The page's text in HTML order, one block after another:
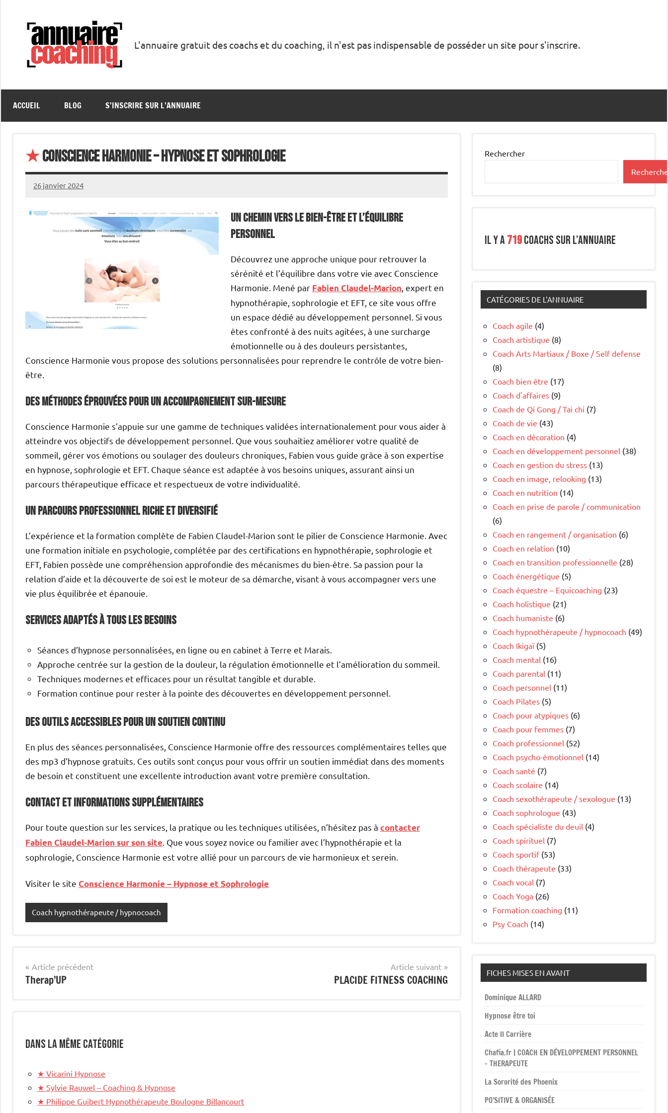
Coaching
L'annuaire gratuit des coachs et du coaching, il n'est pas indispensable de posséder un site pour s'inscrire.
ACCUEIL BLOG S’INSCRIRE SUR L’ANNUAIRE
★Conscience Harmonie – Hypnose et Sophrologie
26 janvier 2024
annuairecoaching
Un chemin vers le bien-être et l’équilibre
personnel
Découvrez une approche unique pour retrouver la
sérénité et l’équilibre dans votre vie avec Conscience
Harmonie. Mené par Fabien Claudel-Marion , expert en
hypnothérapie, sophrologie et EFT, ce site vous offre
un espace dédié au développement personnel. Si vous
êtes confronté à des nuits agitées, à une surcharge
émotionnelle ou à des douleurs persistantes,
Conscience Harmonie vous propose des solutions personnalisées pour reprendre le contrôle de votre bien-
être.
Des méthodes éprouvées pour un accompagnement sur-mesure
Conscience Harmonie s’appuie sur une gamme de techniques validées internationalement pour vous aider à
atteindre vos objectifs de développement personnel. Que vous souhaitiez améliorer votre qualité de
sommeil, gérer vos émotions ou soulager des douleurs chroniques, Fabien vous guide grâce à son expertise
en hypnose, sophrologie et EFT. Chaque séance est adaptée à vos besoins uniques, assurant ainsi un
parcours thérapeutique efficace et respectueux de votre individualité.
Un parcours professionnel riche et diversifié
L’expérience et la formation complète de Fabien Claudel-Marion sont le pilier de Conscience Harmonie. Avec
une formation initiale en psychologie, complétée par des certifications en hypnothérapie, sophrologie et
EFT, Fabien possède une compréhension approfondie des mécanismes du bien-être. Sa passion pour la
relation d’aide et la découverte de soi est le moteur de sa démarche, visant à vous accompagner vers une
vie plus équilibrée et épanouie.
Services adaptés à tous les besoins
Séances d’hypnose personnalisées, en ligne ou en cabinet à Terre et Marais.
Approche centrée sur la gestion de la douleur, la régulation émotionnelle et l’amélioration du sommeil.
Techniques modernes et efficaces pour un résultat tangible et durable.
Formation continue pour rester à la pointe des découvertes en développement personnel.
Des outils accessibles pour un soutien continu
En plus des séances personnalisées, Conscience Harmonie offre des ressources complémentaires telles que
des mp3 d’hypnose gratuits. Ces outils sont conçus pour vous offrir un soutien immédiat dans des moments
de besoin et constituent une excellente introduction avant votre première consultation.
Contact et informations supplémentaires
Pour toute question sur les services, la pratique ou les techniques utilisées, n’hésitez pas à contacter
Fabien Claudel-Marion sur son site . Que vous soyez novice ou familier avec l’hypnothérapie et la
sophrologie, Conscience Harmonie est votre allié pour un parcours de vie harmonieux et serein.
Visiter le site Conscience Harmonie – Hypnose et Sophrologie
Étiqueté
avec
site
en
avant
Coach hypnothérapeute / hypnocoach
Navigation
de
l’article
Article précédent
Therap’UP
Article suivant
PLACIDE FITNESS COACHING
Dans la même catégorie
★ Vicarini Hypnose
★ Sylvie Rauwel – Coaching & Hypnose
★ Philippe Guibert Hypnothérapeute Boulogne Billancourt
Rechercher
Il y a719coachs sur l'annuaire
CATÉGORIES DE L'ANNUAIRE
Coach agile (4)
Coach artistique (8)
Coach Arts Martiaux / Boxe / Self defense
(8)
Coach bien être (17)
Coach d'affaires (9)
Coach de Qi Gong / Tai chi (7)
Coach de vie (43)
Coach en décoration (4)
Coach en développement personnel (38)
Coach en gestion du stress (13)
Coach en image, relooking (13)
Coach en nutrition (14)
Coach en prise de parole / communication
(6)
Coach en rangement / organisation (6)
Coach en relation (10)
Coach en transition professionnelle (28)
Coach énergétique (5)
Coach équestre – Equicoaching (23)
Coach holistique (21)
Coach humaniste (6)
Coach hypnothérapeute / hypnocoach (49)
Coach Ikigaï(5)
Coach mental (16)
Coach parental (11)
Coach personnel (11)
Coach Pilates (5)
Coach pour atypiques (6)
Coach pour femmes (7)
Coach professionnel (52)
Coach psycho-émotionnel (14)
Coach santé (7)
Coach scolaire (14)
Coach sexothérapeute / sexologue (13)
Coach sophrologue (43)
Coach spécialiste du deuil (4)
Coach spirituel (7)
Coach sportif(53)
Coach thérapeute (33)
Coach vocal (7)
Coach Yoga (26)
Formation coaching (11)
Psy Coach (14)
FICHES MISES EN AVANT
Dominique ALLARD
Hypnose être toi
Acte II Carrière
Chafia.fr | COACH EN DÉVELOPPEMENT PERSONNEL
– THERAPEUTE
La Sororité des Phoenix
PO’SITIVE & ORGANISÉE